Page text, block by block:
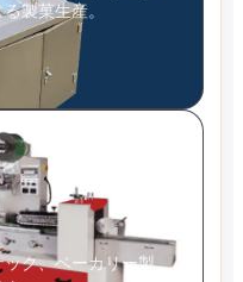
製菓生産。
ック、ベーカリー製